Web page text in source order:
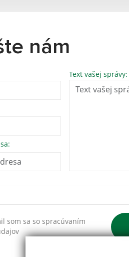
nám
Text vašej správy:
som sa so spracúvaním